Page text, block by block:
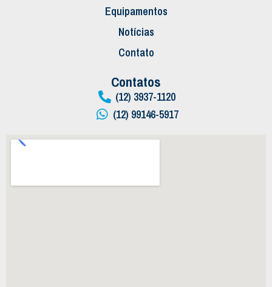
Equipamentos
Notícias
Contato
Contatos
(12) 3937-1120
(12) 99146-5917